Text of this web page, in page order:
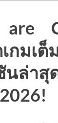
are
กมเต็
นล่าสุ